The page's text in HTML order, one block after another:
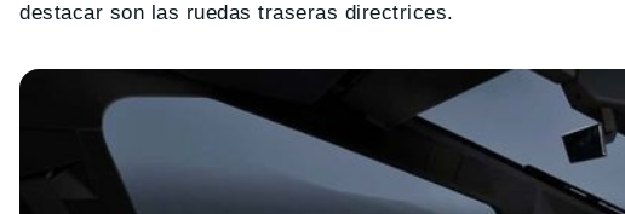
destacar son las ruedas traseras directrices.